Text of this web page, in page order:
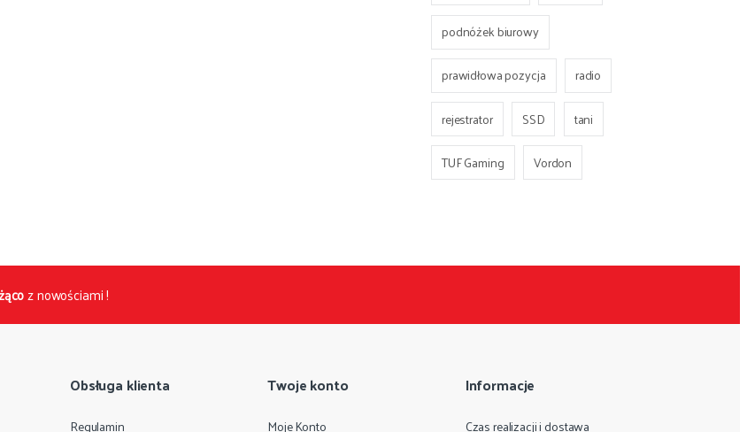
podnóżek biurowy
prawidłowa pozycja
radio
rejestrator
SSD
tani
TUF Gaming
Vordon
z nowościami !
Obsługa klienta
Regulamin
Twoje konto
Moje Konto
Informacje
Czas realizacji i dostawa